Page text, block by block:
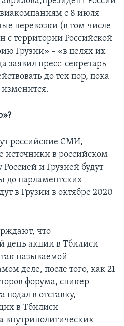
с 8 июля
перевозки (в том числе
с территории Российской
Грузии» – «в целях их
заявил пресс-секретарь
до тех пор, пока
российские СМИ,
источники в российском
и Грузией будут
до парламентских
в Грузии в октябре 2020
что
день акции в Тбилиси
называемой
деле, после того, как 21
форума, спикер
подал в отставку,
в Тбилиси
внутриполитических